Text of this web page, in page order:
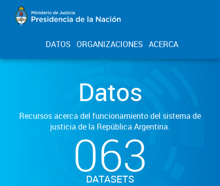
DATOS ORGANIZACIONES ACERCA
Datos
Recursos acerca del funcionamiento del sistema de
justicia de la República Argentina.
063
DATASETS